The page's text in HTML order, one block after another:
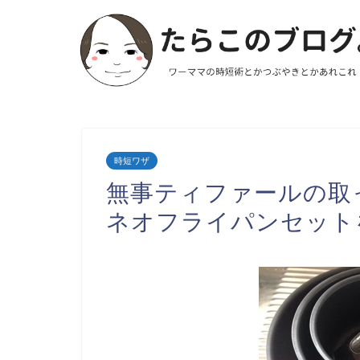
時短ワザ
無事ティファールの
ネオフライパンセッ